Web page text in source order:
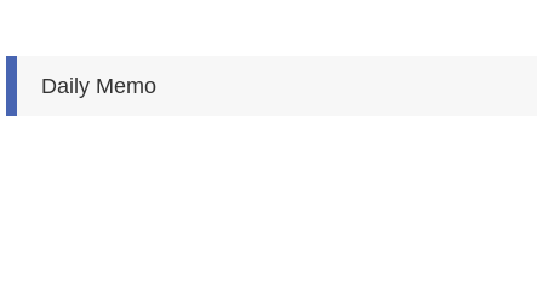
Daily Memo